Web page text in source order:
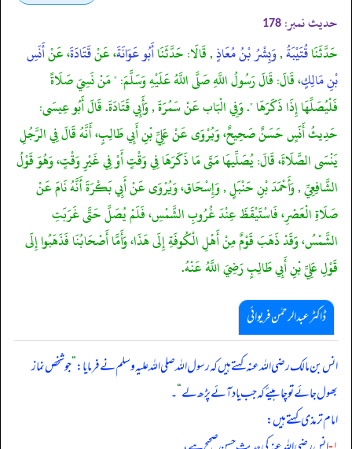
حدیث نمبر: 178
حَدَّثَنَاقُتَيْبَةُ,وَبِشْرُ بْنُ مُعَاذٍ, قَالَا: حَدَّثَنَاأَبُو عَوَانَةَ، عَنْقَتَادَةَ، عَنْأَنَسِ
بْنِ مَالِكٍ، قَالَ: قَالَ رَسُولُ اللَّهِ صَلَّى اللَّهُ عَلَيْهِ وَسَلَّمَ: " مَنْ نَسِيَ صَلَاةً
فَلْيُصَلِّهَا إِذَا ذَكَرَهَا ". وَفِي الْبَاب عَنْ سَمُرَةَ , وَأَبِي قَتَادَةَ. قَالَ أَبُو عِيسَى:
حَدِيثُ أَنَسٍ حَسَنٌ صَحِيحٌ، وَيُرْوَى عَنْ عَلِيِّ بْنِ أَبِي طَالِبٍ، أَنَّهُ قَالَ فِي الرَّجُلِ
يَنْسَى الصَّلَاةَ، قَالَ: يُصَلِّيهَا مَتَى مَا ذَكَرَهَا فِي وَقْتٍ أَوْ فِي غَيْرِ وَقْتٍ، وَهُوَ قَوْلُ
الشَّافِعِيِّ , وَأَحْمَدَ بْنِ حَنْبَلٍ , وَإِسْحَاق، وَيُرْوَى عَنْ أَبِي بَكْرَةَ أَنَّهُ نَامَ عَنْ
صَلَاةِ الْعَصْرِ، فَاسْتَيْقَظَ عِنْدَ غُرُوبِ الشَّمْسِ، فَلَمْ يُصَلِّ حَتَّى غَرَبَتِ
الشَّمْسُ، وَقَدْ ذَهَبَ قَوْمٌ مِنْ أَهْلِ الْكُوفَةِ إِلَى هَذَا، وَأَمَّا أَصْحَابُنَا فَذَهَبُوا إِلَى
قَوْلِ عَلِيِّ بْنِ أَبِي طَالِبٍ رَضِيَ اللَّهُ عَنْهُ.
ڈاکٹر عبدالرحمٰن فریوائی
انس بن مالک رضی الله عنہ کہتے ہیں کہرسول اللہ صلی الله علیہ وسلم نے فرمایا:”جو شخص نماز
بھول جائے تو چاہیئے کہ جب یاد آئے پڑھ لے“۔
امام ترمذی کہتے ہیں: